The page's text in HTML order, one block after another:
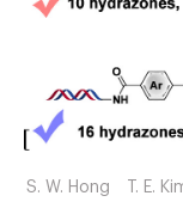
S. W. Hong T. E.